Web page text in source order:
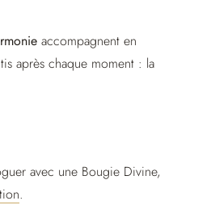
accompagnent en
après chaque moment : la
avec une Bougie Divine,
.